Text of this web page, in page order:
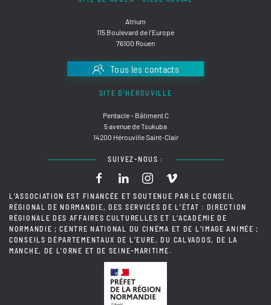
Atrium
115 Boulevard de l'Europe
76100 Rouen
Tous les contacts
SITE D'HÉROUVILLE
Pentacle - Bâtiment C
5 avenue de Tsukuba
14200 Hérouville Saint-Clair
SUIVEZ-NOUS :
L'ASSOCIATION EST FINANCÉE ET SOUTENUE PAR LE CONSEIL
RÉGIONAL DE NORMANDIE, DES SERVICES DE L'ÉTAT : DIRECTION
RÉGIONALE DES AFFAIRES CULTURELLES ET L'ACADÉMIE DE
NORMANDIE ; CENTRE NATIONAL DU CINÉMA ET DE L'IMAGE ANIMÉE ;
CONSEILS DÉPARTEMENTAUX DE L'EURE, DU CALVADOS, DE LA
MANCHE, DE L'ORNE ET DE SEINE-MARITIME.